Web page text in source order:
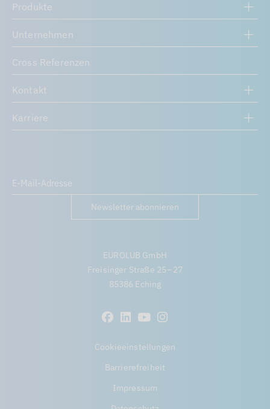
Produkte
Unternehmen
Cross Referenzen
Kontakt
Karriere
Newsletter abonnieren
EUROLUB GmbH
Freisinger Straße 25 – 27
85386 Eching
Cookieeinstellungen
Barrierefreiheit
Impressum